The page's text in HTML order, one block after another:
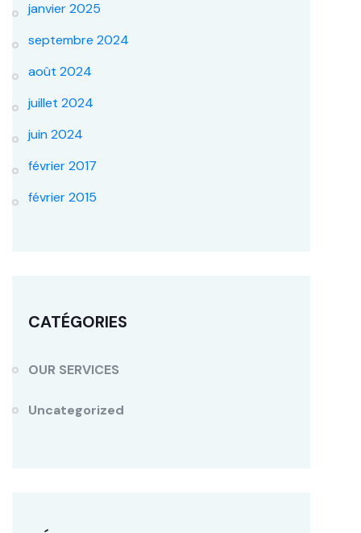
janvier 2025
septembre 2024
août 2024
juillet 2024
juin 2024
février 2017
février 2015
CATÉGORIES
OUR SERVICES
Uncategorized